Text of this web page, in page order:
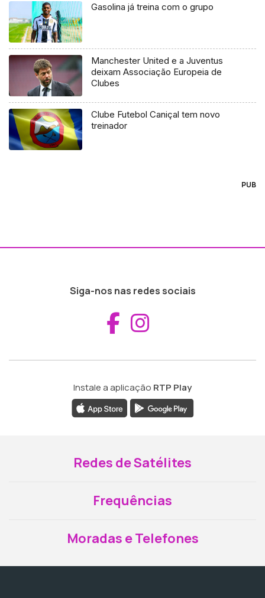
Gasolina já treina com o grupo
Manchester United e a Juventus
deixam Associação Europeia de
Clubes
Clube Futebol Caniçal tem novo
treinador
PUB
Siga-nos nas redes sociais
Aceder ao
Instale a aplicação RTP Play
Redes de Satélites
Frequências
Moradas e Telefones